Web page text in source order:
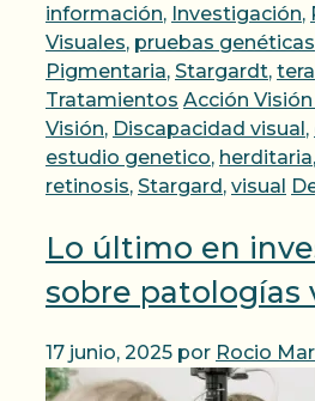
información, Investigación,
Visuales, pruebas genéticas
Pigmentaria, Stargardt,
Tratamientos Etiquetas
Acción
Visión, Discapacidad visual,
estudio genetico, herditaria,
retinosis, Stargard, visual
Lo último en
sobre patologías
17 junio, 2025 por Rocio